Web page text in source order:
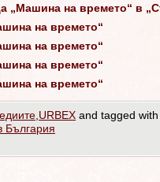
„Машина на времето“ в
на времето“
на времето“
на времето“
на времето“
URBEX and tagged with
България